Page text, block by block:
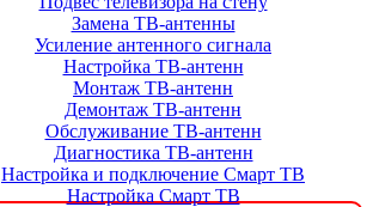
Замена ТВ-антенны
Усиление антенного сигнала
Настройка ТВ-антенн
Монтаж ТВ-антенн
Демонтаж ТВ-антенн
Обслуживание ТВ-антенн
Диагностика ТВ-антенн
Настройка и подключение Смарт ТВ
Настройка Смарт ТВ